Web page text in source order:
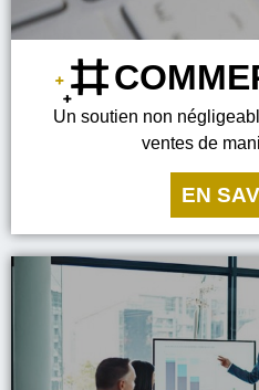
Un soutien non
ventes de
EN